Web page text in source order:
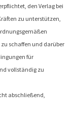
den Verlag bei
zu unterstützen,
schaffen und darüber
für
vollständig zu
abschließend,